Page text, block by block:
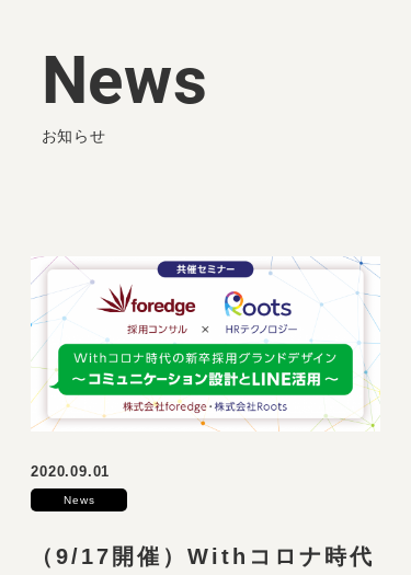
News
お知らせ
2020.09.01
News
（9/17開催）Withコロナ時代